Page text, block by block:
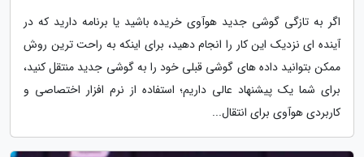
اگر به تازگی گوشی جدید هوآوی خریده باشید یا برنامه دارید که در
آینده ای نزدیک این کار را انجام دهید، برای اینکه به راحت ترین روش
ممکن بتوانید داده های گوشی قبلی خود را به گوشی جدید منتقل کنید،
برای شما یک پیشنهاد عالی داریم؛ استفاده از نرم افزار اختصاصی و
کاربردی هوآوی برای انتقال...